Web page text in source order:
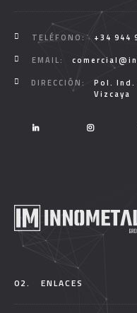
TELÉFONO:
+34 944
EMAIL:
DIRECCIÓN:
Pol. Ind.
Vizcaya
02. ENLACES